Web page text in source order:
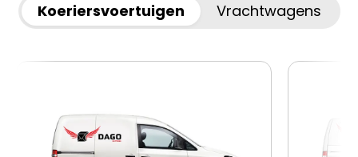
Koeriersvoertuigen Vrachtwagens